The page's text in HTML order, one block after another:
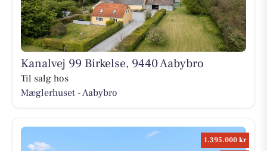
Kanalvej 99 Birkelse, 9440 Aabybro
Til salg hos
Mæglerhuset - Aabybro
1.395.000 kr